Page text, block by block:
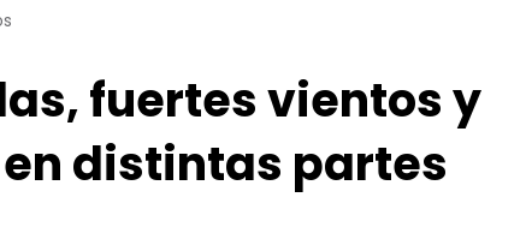
fuertes vientos y
distintas partes